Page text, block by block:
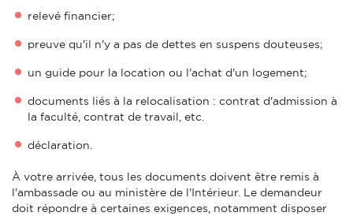
relevé financier;
preuve qu'il n'y a pas de dettes en suspens douteuses;
un guide pour la location ou l'achat d'un logement;
documents liés à la relocalisation : contrat d'admission à
la faculté, contrat de travail, etc.
déclaration.
À votre arrivée, tous les documents doivent être remis à
l'ambassade ou au ministère de l'Intérieur. Le demandeur
doit répondre à certaines exigences, notamment disposer